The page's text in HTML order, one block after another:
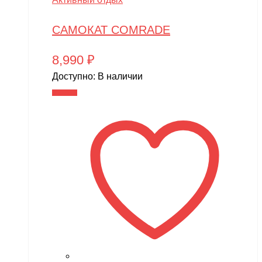
САМОКАТ COMRADE
8,990 ₽
Доступно: В наличии